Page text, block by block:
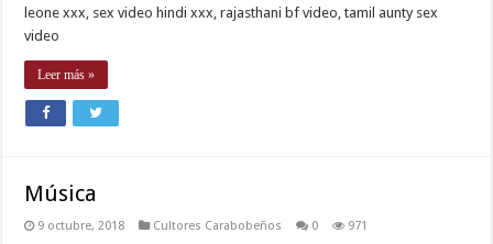
leone xxx, sex video hindi xxx, rajasthani bf video, tamil aunty sex
video
Leer más »
Música
9 octubre, 2018 Cultores Carabobeños 0 971